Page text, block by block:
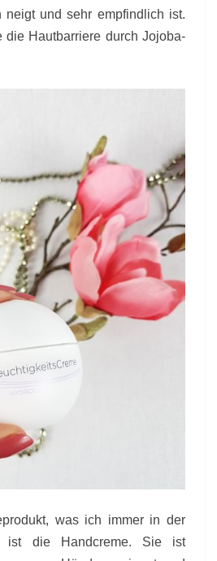
neigt und sehr empfindlich ist.
die Hautbarriere durch Jojoba-
was ich immer in der
ist die Handcreme. Sie ist